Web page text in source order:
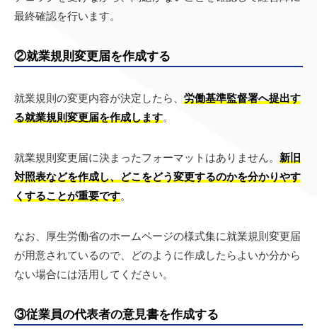
最終確認を行います。
②就業規則変更届を作成する
就業規則の変更内容が決定したら、 労働基準監督署へ提出す
る就業規則変更届を作成します。
就業規則変更届に決まったフォーマットはありません。 新旧
対照表などを作成し、どこをどう変更するのかを分かりやす
くすることが重要です。
なお、厚生労働省のホームページの様式集に就業規則変更届
が用意されているので、どのように作成したらよいか分から
ない場合には活用してください。
③従業員の代表者の意見書を作成する